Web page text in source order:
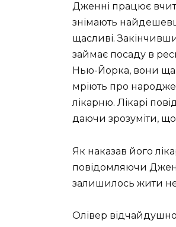
Дженні працює
знімають
щасливі.
займає посаду в
Нью-Йорка, вони
мріють про
лікарню. Лікарі
даючи зрозуміти,
Як наказав його
повідомляючи
залишилось жити
Олівер відчайдушно